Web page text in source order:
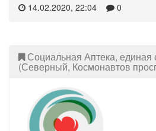
14.02.2020, 22:04 0
Социальная Аптека, единая
(Северный, Космонавтов